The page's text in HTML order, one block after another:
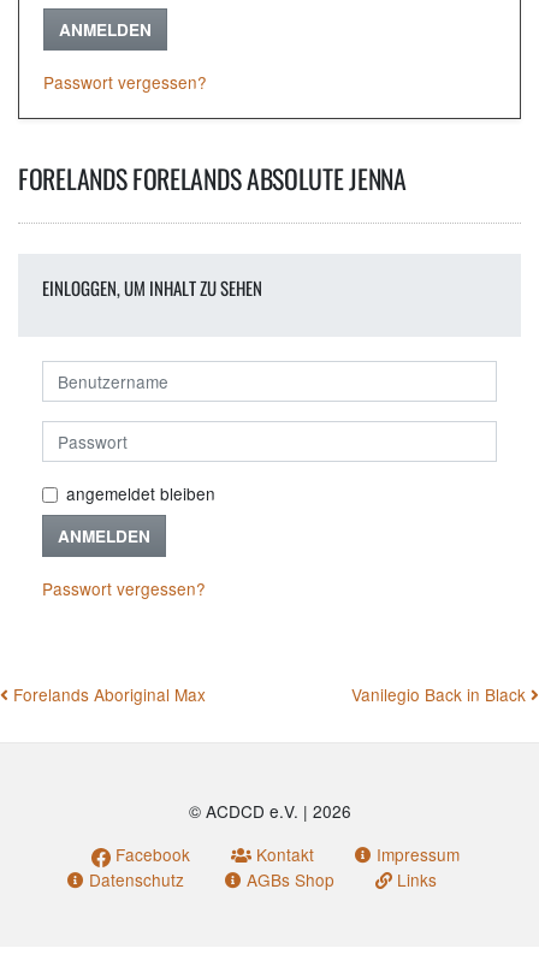
ANMELDEN
Passwort vergessen?
FORELANDS FORELANDS ABSOLUTE JENNA
EINLOGGEN, UM INHALT ZU SEHEN
angemeldet bleiben
ANMELDEN
Passwort vergessen?
BEITRAGSNAVIGATION
Forelands Aboriginal Max Vanilegio Back in Black
© ACDCD e.V. | 2026
Facebook
Kontakt
Impressum
Datenschutz
AGBs Shop Links